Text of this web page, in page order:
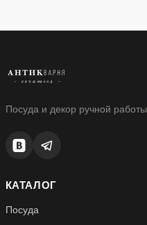
Посуда и декор ручной работы
КАТАЛОГ
Посуда